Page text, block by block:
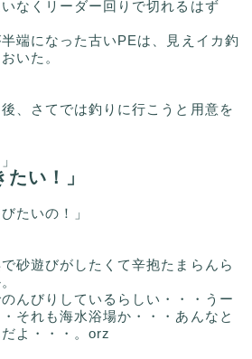
なくリーダー回りで切れるはず
端になった古いPEは、見えイカ釣
いた。
、さてでは釣りに行こうと用意を
い！」
たいの！」
砂遊びがしたくて辛抱たまらんら
んびりしているらしい・・・うー
それも海水浴場か・・・あんなと
よ・・・。orz